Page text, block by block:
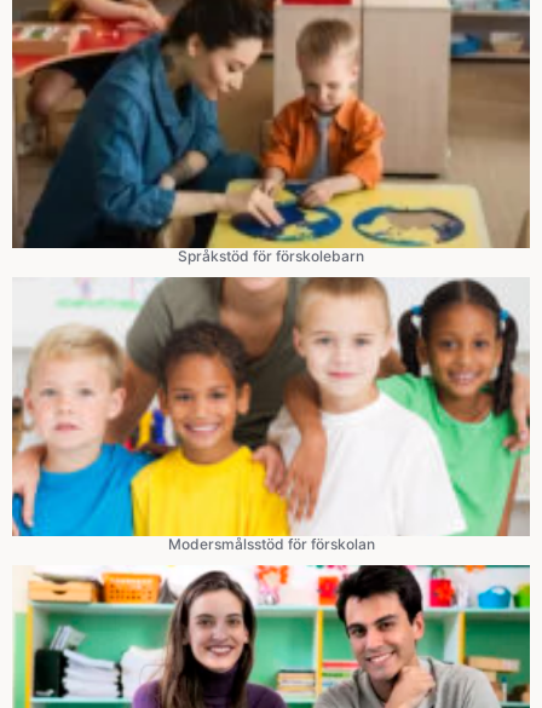
Språkstöd för förskolebarn
Modersmålsstöd för förskolan